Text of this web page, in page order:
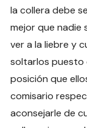
la collera debe
mejor que nadie
ver a la liebre y
soltarlos puesto
posición que
comisario
aconsejarle de